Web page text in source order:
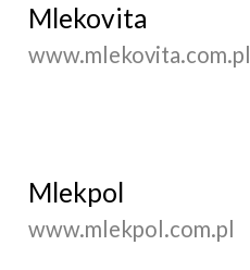
Mlekovita
www.mlekovita.com.pl
Mlekpol
www.mlekpol.com.pl